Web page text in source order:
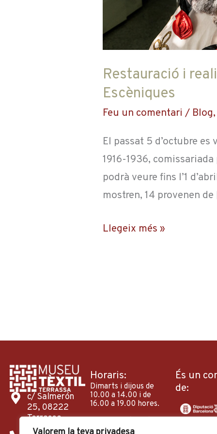
Restauració i
Escèniques
Feu un comentari / Blog,
El passat 5 d’octubre
1916-1936,
podrà veure fins l’1
mostren, 14 provenen
Escèniques
Llegeix més »
c/ Salmerón
25, 08222
Terrassa
Horaris:
Dimarts i dijous de
10.00 a 14.00 i de
16.00 a 19.00 hores.
diumenges de 10.00 a
És un
de: